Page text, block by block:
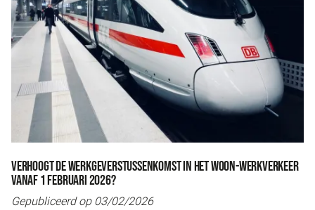
VERHOOGT DE WERKGEVERSTUSSENKOMST IN HET WOON-WERKVERKEER
VANAF 1 FEBRUARI 2026?
Gepubliceerd op 03/02/2026